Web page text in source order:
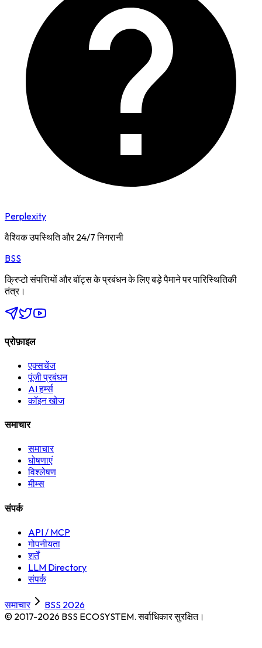
Perplexity
वैश्विक उपस्थिति और 24/7 निगरानी
BSS
क्रिप्टो संपत्तियों और बॉट्स के प्रबंधन के लिए बड़े पैमाने पर पारिस्थितिकी
तंत्र।
प्रोफ़ाइल
एक्सचेंज
पूंजी प्रबंधन
AI हर्म्स
कॉइन खोज
समाचार
समाचार
घोषणाएं
विश्लेषण
मीम्स
संपर्क
API / MCP
गोपनीयता
शर्तें
LLM Directory
संपर्क
समाचार
BSS 2026
© 2017-2026 BSS ECOSYSTEM.सर्वाधिकार सुरक्षित।